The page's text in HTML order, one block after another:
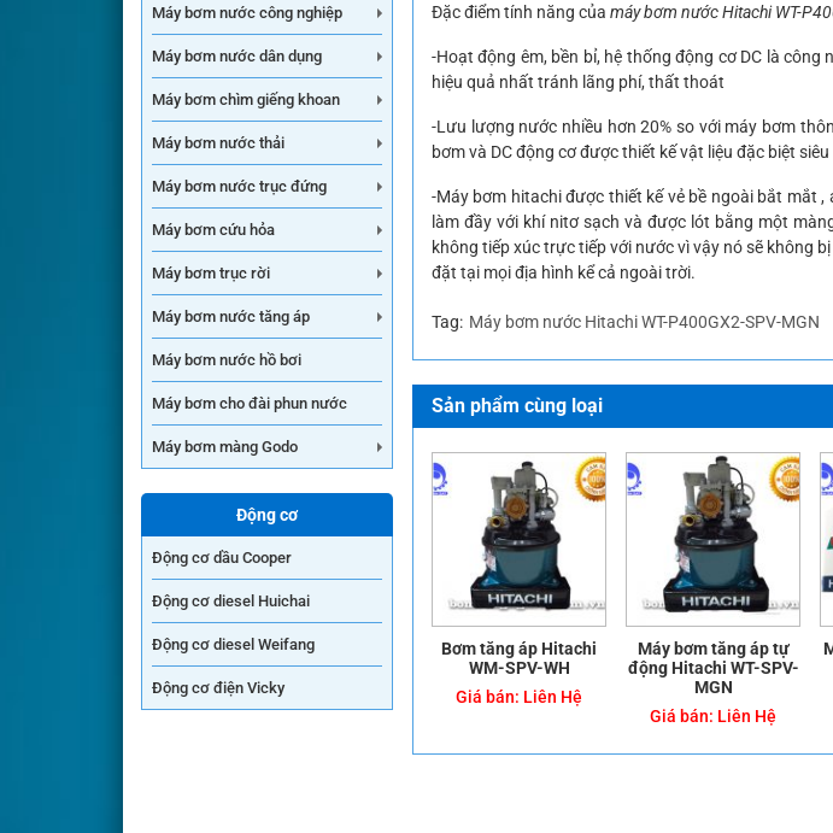
Máy bơm nước công nghiệp
Máy bơm nước dân dụng
Máy bơm chìm giếng khoan
Máy bơm nước thải
Máy bơm nước trục đứng
Máy bơm cứu hỏa
Máy bơm trục rời
Máy bơm nước tăng áp
Máy bơm nước hồ bơi
Máy bơm cho đài phun nước
Máy bơm màng Godo
Động cơ
Động cơ dầu Cooper
Động cơ diesel Huichai
Động cơ diesel Weifang
Động cơ điện Vicky
Đặc điểm tính năng của máy bơm nước Hitachi WT-
-Hoạt động êm, bền bỉ, hệ thống động cơ DC là
hiệu quả nhất tránh lãng phí, thất thoát
-Lưu lượng nước nhiều hơn 20% so với máy bơm
bơm và DC động cơ được thiết kế vật liệu đặc biệt
-Máy bơm hitachi được thiết kế vẻ bề ngoài bắt mắt
làm đầy với khí nitơ sạch và được lót bằng một
không tiếp xúc trực tiếp với nước vì vậy nó sẽ không
đặt tại mọi địa hình kể cả ngoài trời.
Tag: Máy bơm nước Hitachi WT-P400GX2-SPV-MGN
Sản phẩm cùng loại
Bơm tăng áp Hitachi
WM-SPV-WH
Giá bán: Liên Hệ
Máy bơm tăng áp tự
động Hitachi WT-SPV-
MGN
Giá bán: Liên Hệ